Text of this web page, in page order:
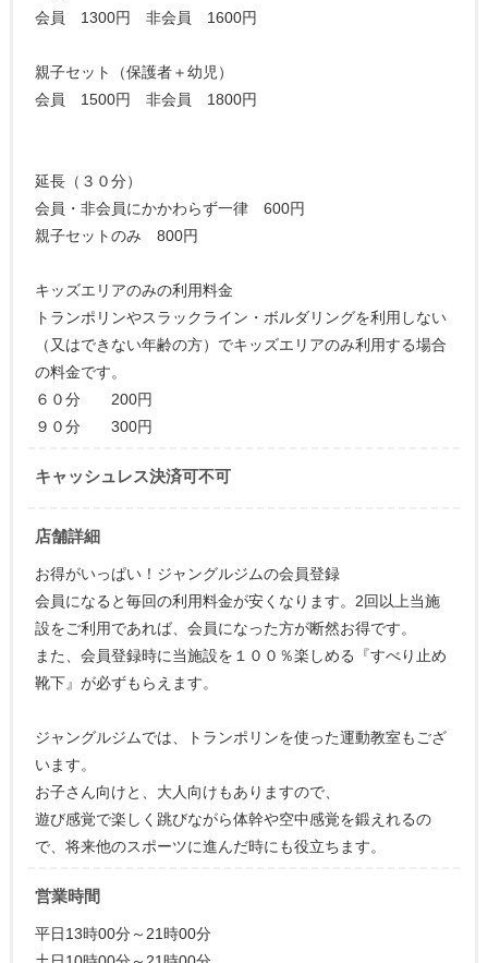
会員 1300円 非会員 1600円
親子セット（保護者＋幼児）
会員 1500円 非会員 1800円
延長（３０分）
会員・非会員にかかわらず一律 600円
親子セットのみ 800円
キッズエリアのみの利用料金
トランポリンやスラックライン・ボルダリングを利用しない
（又はできない年齢の方）でキッズエリアのみ利用する場合
の料金です。
６０分 200円
９０分 300円
キャッシュレス決済可不可
店舗詳細
お得がいっぱい！ジャングルジムの会員登録
会員になると毎回の利用料金が安くなります。2回以上当施
設をご利用であれば、会員になった方が断然お得です。
また、会員登録時に当施設を１００％楽しめる『すべり止め
靴下』が必ずもらえます。
ジャングルジムでは、トランポリンを使った運動教室もござ
います。
お子さん向けと、大人向けもありますので、
遊び感覚で楽しく跳びながら体幹や空中感覚を鍛えれるの
で、将来他のスポーツに進んだ時にも役立ちます。
営業時間
平日13時00分～21時00分